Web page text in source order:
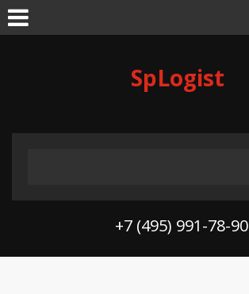
SpLogist
+7 (495) 991-78-90